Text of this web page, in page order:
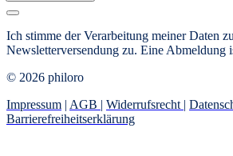
Ich stimme der Verarbeitung meiner Daten
Newsletterversendung zu. Eine Abmeldung
© 2026 philoro
Impressum | AGB | Widerrufsrecht |
Barrierefreiheitserklärung